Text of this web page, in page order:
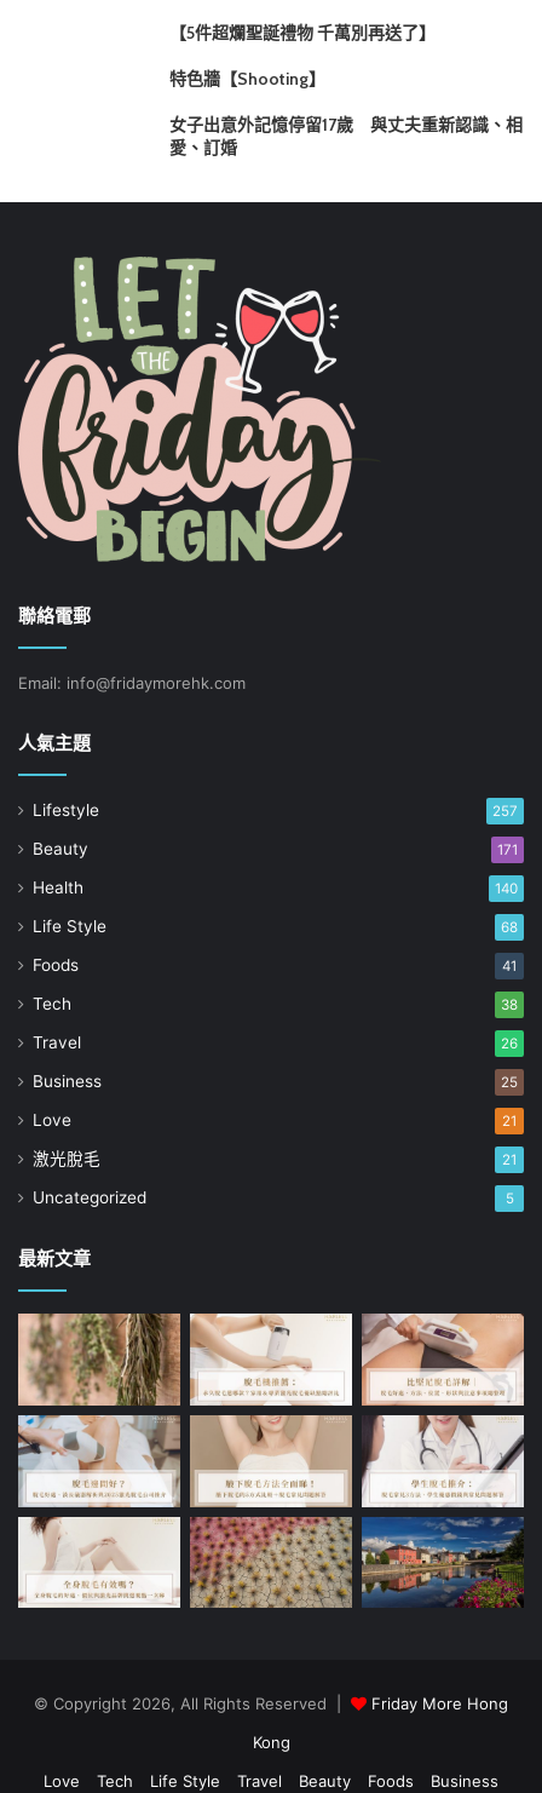
【5件超爛聖誕禮物 千萬別再送了】
特色牆【Shooting】
女子出意外記憶停留17歲 與丈夫重新認識、相
愛、訂婚
聯絡電郵
Email: info@fridaymorehk.com
人氣主題
Lifestyle 257
Beauty 171
Health 140
Life Style 68
Foods 41
Tech 38
Travel 26
Business 25
Love 21
激光脫毛 21
Uncategorized 5
最新文章
© Copyright 2026, All Rights Reserved |
Friday More Hong
Kong
Love
Tech Life Style Travel Beauty Foods Business